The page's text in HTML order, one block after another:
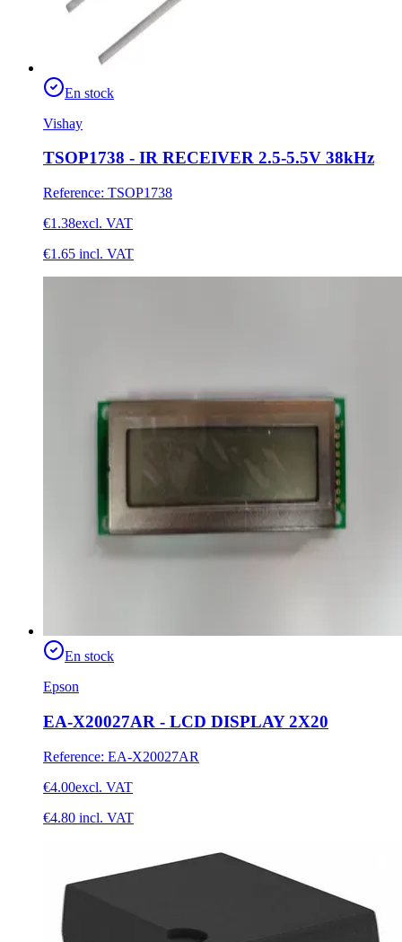
En stock
Vishay
TSOP1738 - IR RECEIVER 2.5-5.5V 38kHz
Reference: TSOP1738
€1.38excl. VAT
€1.65 incl. VAT
En stock
Epson
EA-X20027AR - LCD DISPLAY 2X20
Reference: EA-X20027AR
€4.00excl. VAT
€4.80 incl. VAT